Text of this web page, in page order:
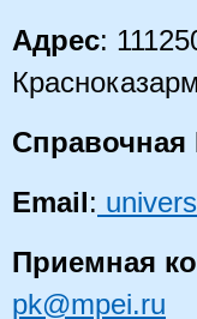
Адрес:
Email:
Приемная
pk@mpei.ru